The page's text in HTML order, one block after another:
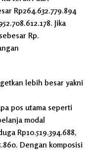
Rp264.632.779.894
Jika
Rp.
lebih besar yakni
pos utama seperti
modal
Rp10.519.394.688,
Dengan komposisi